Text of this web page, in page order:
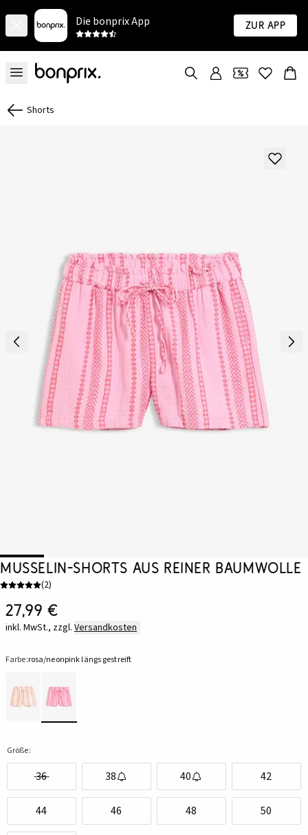
Die bonprix App Zur App
Shorts
Musselin-Shorts aus reiner Baumwolle
(2)
27,99 €
inkl. MwSt., zzgl. Versandkosten
Farbe:rosa/neonpink längs gestreift
Größe:
36 38 40 42
44 46 48 50